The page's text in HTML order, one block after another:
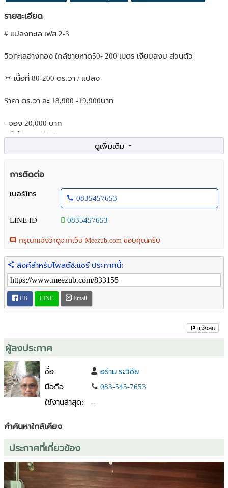
รายละเอียด
# แปลงทะเล เฟส 2-3
วิวทะเลอ่างทอง ใกล้ชายหาด50- 200 เมตร เงียบสงบ ส่วนตัว
📜 เนื้อที่ 80-200 ตร.วา / แปลง
Sาคา ตร.วา ละ 18,900 -19,900บาท
- จอง 20,000 บาท
- ทำสัญญา 10%
ผ่อนขั้นต่ำ 30,000+ บาท ต่อเดือน
✅ ผ่อนได้ยาวๆ 24 เดือน ฟรีดอกเบี้ย
✅ ฟรี ดำเนินการเรื่อง น้ำประปา / ไฟฟ้า
✅ ถนนโครงการกว้าง 6 เมตร มีสะพานข้ามไปลงหน้าหาดได้เลย
ใกล้สถานที่ท่องเที่ยว
🏝️ ชายหาดบ้านกรูด 10 นาที
🏝️ วัดทางสาย 10 นาที
🏝️ กรมหลวงชุมพร เขตอุดมศักดิ์ 10 นาที
🏝️ 7 eleven 10 นาที
🏝️ ตลาดบ้านกรูด 15 นาที
🏝️ ตลาดทับสะแก 15 นาที
สอบถามเพิ่มเติม
☎️คุณก้องโทร / ไลน์ : 0835457653
🌐เพจ :ที่ดินสวยทำเลดีราคาถูกแบ่งขายสดผ่อน
https://www.facebook.com/konk88
การติดต่อ
เบอร์โทร
0835457653
LINE ID 0835457653
กรุณาแจ้งว่าดูจากเว็บ Meezub.com ขอบคุณครับ
ลิงค์สำหรับโพสต์&แชร์ ประกาศนี้:
FB LINE Email
แจ้งลบ
ผู้ลงประกาศ
ชื่อ
อร่าม ระวิชัย
มือถือ
083-545-7653
ใช้งานล่าสุด:
--
คำค้นหาใกล้เคียง
ประกาศที่เกี่ยวข้อง